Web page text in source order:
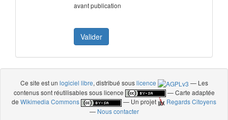
avant publication
Ce site est un logiciel libre, distribué souslicence
— Les
contenus sont réutilisables sous licence
— Carte adaptée
deWikimedia Commons — Un projet
Regards Citoyens
— Nous contacter